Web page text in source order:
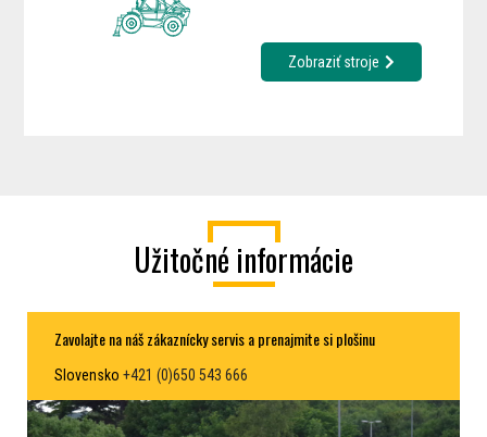
Zobraziť stroje
Užitočné informácie
Zavolajte na náš zákaznícky servis a prenajmite si plošinu
Slovensko +421 (0)650 543 666